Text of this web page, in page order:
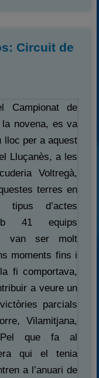
Circuit de
Campionat de
la novena, es va
lloc per a aquest
Lluçanès, a les
Voltregà,
terres en
d’actes
41 equips
van ser molt
moments fins i
fi comportava,
a veure un
parcials
Vilamitjana,
que fa al
qui el tenia
a l’anuari de